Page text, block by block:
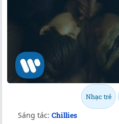
Nhạc trẻ
Sáng tác: Chillies